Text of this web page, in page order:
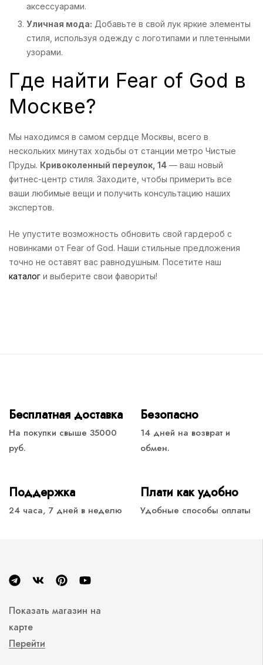
аксессуарами.
Уличная мода: Добавьте в свой лук яркие элементы
стиля, используя одежду с логотипами и плетенными
узорами.
Где найти Fear of God в
Москве?
Мы находимся в самом сердце Москвы, всего в
нескольких минутах ходьбы от станции метро Чистые
Пруды. Кривоколенный переулок, 14 — ваш новый
фитнес-центр стиля. Заходите, чтобы примерить все
ваши любимые вещи и получить консультацию наших
экспертов.
Не упустите возможность обновить свой гардероб с
новинками от Fear of God. Наши стильные предложения
точно не оставят вас равнодушным. Посетите наш
каталог и выберите свои фавориты!
Бесплатная доставка
На покупки свыше 35000
руб.
Безопасно
14 дней на возврат и
обмен.
Поддержка
24 часа, 7 дней в неделю
Плати как удобно
Удобные способы оплаты
Показать магазин на
карте
Перейти